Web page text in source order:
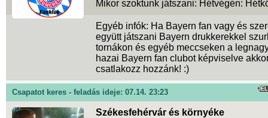
Mikor szoktunk játszani: Hétvégén:
Egyéb infók: Ha Bayern fan vagy és
együtt játszani Bayern drukkerekkel
tornákon és egyéb meccseken a
hazai Bayern fan clubot képviselve
csatlakozz hozzánk! :)
Csapatot keres - feladás ideje: 07.14. 23:23
Székesfehérvár és környéke